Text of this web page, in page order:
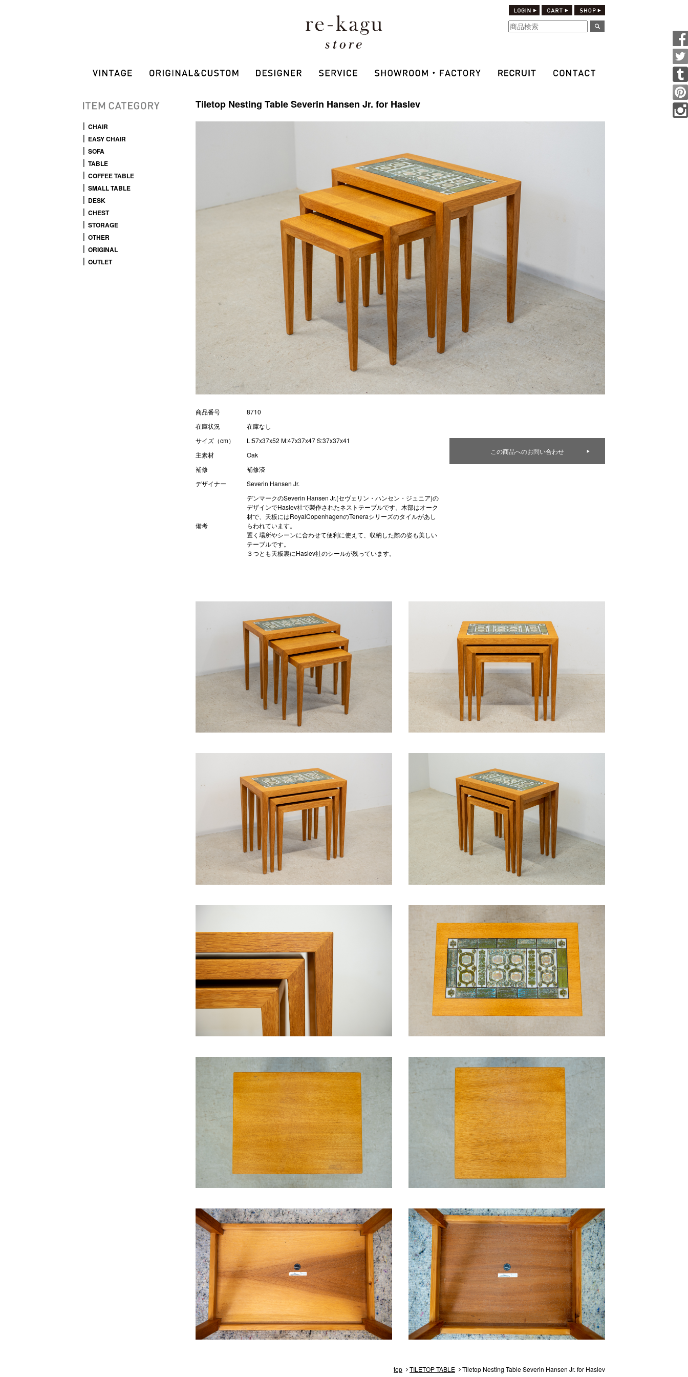
Tiletop Nesting Table Severin Hansen Jr. for Haslev
商品番号
8710
在庫状況
在庫なし
サイズ（cm）
L:57x37x52 M:47x37x47 S:37x37x41
主素材
Oak
補修
補修済
デザイナー
Severin Hansen Jr.
備考
デンマークのSeverin Hansen Jr.(セヴェリン・ハンセン・ジュニア)の
デザインでHaslev社で製作されたネストテーブルです。木部はオーク
材で、天板にはRoyalCopenhagenのTeneraシリーズのタイルがあし
らわれています。
置く場所やシーンに合わせて便利に使えて、収納した際の姿も美しい
テーブルです。
３つとも天板裏にHaslev社のシールが残っています。
この商品へのお問い合わせ
CHAIR
EASY CHAIR
SOFA
TABLE
COFFEE TABLE
SMALL TABLE
DESK
CHEST
STORAGE
OTHER
ORIGINAL
OUTLET
top TILETOP TABLE Tiletop Nesting Table Severin Hansen Jr. for Haslev